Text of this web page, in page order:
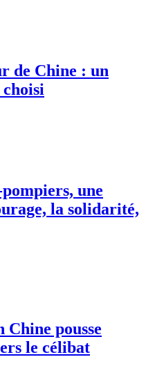
de Chine : un
choisi
une
la solidarité,
pousse
le célibat